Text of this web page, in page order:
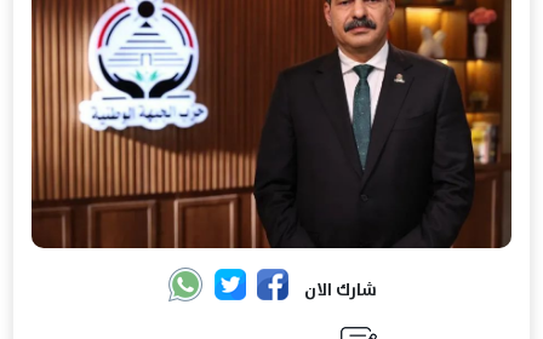
شارك الان